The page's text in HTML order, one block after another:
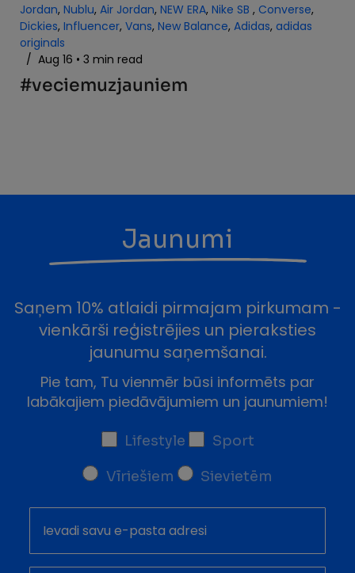
Jordan, Nublu, Air Jordan, NEW ERA, Nike SB , Converse,
Dickies, Influencer, Vans, New Balance, Adidas, adidas
originals
/ Aug 16 3 min read
#veciemuzjauniem
Jaunumi
Saņem 10% atlaidi pirmajam pirkumam -
vienkārši reģistrējies un pieraksties
jaunumu saņemšanai.
Pie tam, Tu vienmēr būsi informēts par
labākajiem piedāvājumiem un jaunumiem!
Lifestyle Sport
Vīriešiem Sievietēm
jaunumu
saņemšanai: